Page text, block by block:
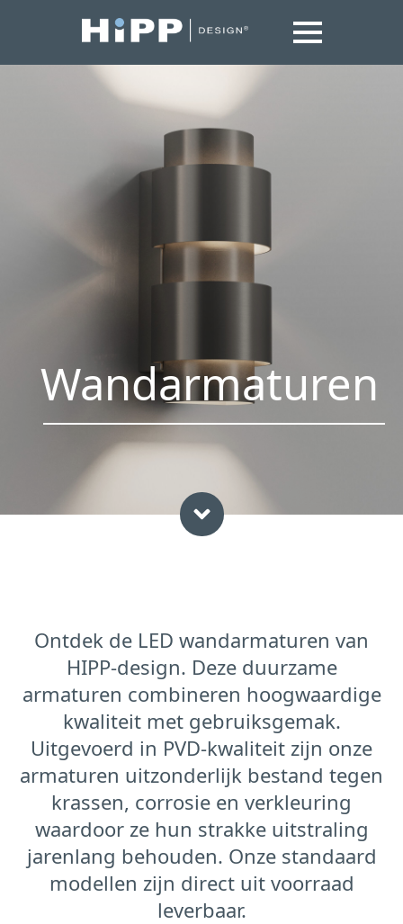
Wandarmaturen
Ontdek de LED wandarmaturen van
HIPP-design. Deze duurzame
armaturen combineren hoogwaardige
kwaliteit met gebruiksgemak.
Uitgevoerd in PVD-kwaliteit zijn onze
armaturen uitzonderlijk bestand tegen
krassen, corrosie en verkleuring
waardoor ze hun strakke uitstraling
jarenlang behouden. Onze standaard
modellen zijn direct uit voorraad
leverbaar.